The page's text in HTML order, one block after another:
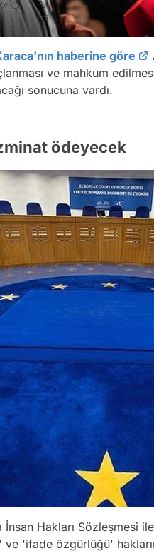
haberine göre
ve mahkum
sonucuna vardı.
ödeyecek
Hakları Sözleşmesi
'ifade özgürlüğü'